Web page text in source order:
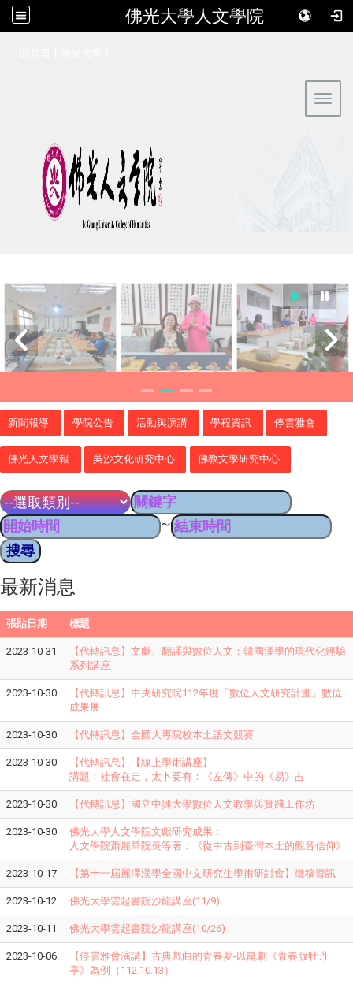
佛光大學人文學院
新聞報導 學院公告 活動與演講 學程資訊 停雲雅會
佛光人文學報 吳沙文化研究中心 佛教文學研究中心
~
最新消息
張貼日期 標題
2023-10-31
【代轉訊息】文獻、翻譯與數位人文：韓國漢學的現代化經驗
系列講座
2023-10-30
【代轉訊息】中央研究院112年度「數位人文研究計畫」數位
成果展
2023-10-30 【代轉訊息】全國大專院校本土語文競賽
2023-10-30
【代轉訊息】【線上學術講座】
講題：社會在走，太卜要有：《左傳》中的《易》占
2023-10-30 【代轉訊息】國立中興大學數位人文教學與實踐工作坊
2023-10-30
佛光大學人文學院文獻研究成果：
人文學院蕭麗華院長等著：《從中古到臺灣本土的觀音信仰》
2023-10-17 【第十一屆麗澤漢學全國中文研究生學術研討會】徵稿資訊
2023-10-12 佛光大學雲起書院沙龍講座(11/9)
2023-10-11 佛光大學雲起書院沙龍講座(10/26)
2023-10-06
【停雲雅會演講】古典戲曲的青春夢-以崑劇《青春版牡丹
亭》為例（112.10.13）